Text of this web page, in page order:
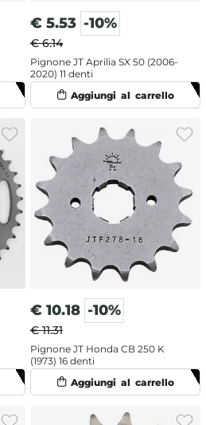
€ 5.53 -10%
€ 6.14
Pignone JT Aprilia SX 50 (2006-
2020) 11 denti
€ 10.18 -10%
€ 11.31
Pignone JT Honda CB 250 K
(1973) 16 denti